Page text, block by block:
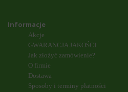
Informacje
Akcje
GWARANCJA JAKOŚCI
Jak złożyć zamówienie?
O firmie
Dostawa
Sposoby i terminy płatności